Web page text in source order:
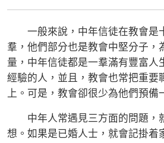
一般來說，中年信徒在教會是
羣，他們部分也是教會中堅分子，
量，中年信徒都是一羣滿有豐富人
經驗的人，並且，教會也常把重要
上。可是，教會卻很少為他們預備
中年人常遇見三方面的問題，
想。如果是已婚人士，就會記掛着